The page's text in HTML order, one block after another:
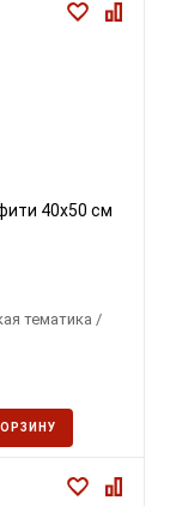
40х50 см
тематика /